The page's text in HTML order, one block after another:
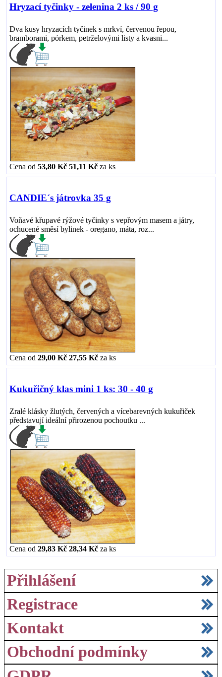
Hryzací tyčinky - zelenina 2 ks / 90 g
Dva kusy hryzacích tyčinek s mrkví, červenou řepou,
bramborami, pórkem, petrželovými listy a kvasni...
Cena od 53,80 Kč 51,11 Kč za ks
CANDIE´s játrovka 35 g
Voňavé křupavé rýžové tyčinky s vepřovým masem a játry,
ochucené směsí bylinek - oregano, máta, roz...
Cena od 29,00 Kč 27,55 Kč za ks
Kukuřičný klas mini 1 ks: 30 - 40 g
Zralé klásky žlutých, červených a vícebarevných kukuřiček
představují ideální přirozenou pochoutku ...
Cena od 29,83 Kč 28,34 Kč za ks
Přihlášení
Registrace
Kontakt
Obchodní podmínky